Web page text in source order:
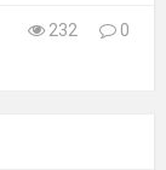
Perfect,
232
0